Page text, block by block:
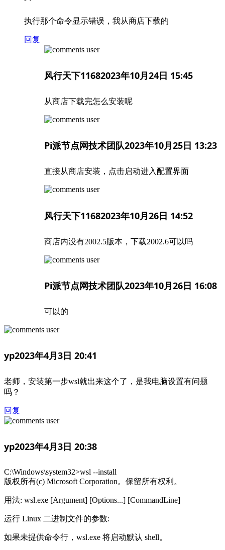
执行那个命令显示错误，我从商店下载的
回复
风行天下11682023年10月24日 15:45
从商店下载完怎么安装呢
Pi派节点网技术团队2023年10月25日 13:23
直接从商店安装，点击启动进入配置界面
风行天下11682023年10月26日 14:52
商店内没有2002.5版本，下载2002.6可以吗
Pi派节点网技术团队2023年10月26日 16:08
可以的
yp2023年4月3日 20:41
老师，安装第一步wsl就出来这个了，是我电脑设置有问题
吗？
回复
yp2023年4月3日 20:38
C:\Windows\system32>wsl --install
版权所有(c) Microsoft Corporation。保留所有权利。
用法: wsl.exe [Argument] [Options...] [CommandLine]
运行 Linux 二进制文件的参数:
如果未提供命令行，wsl.exe 将启动默认 shell。